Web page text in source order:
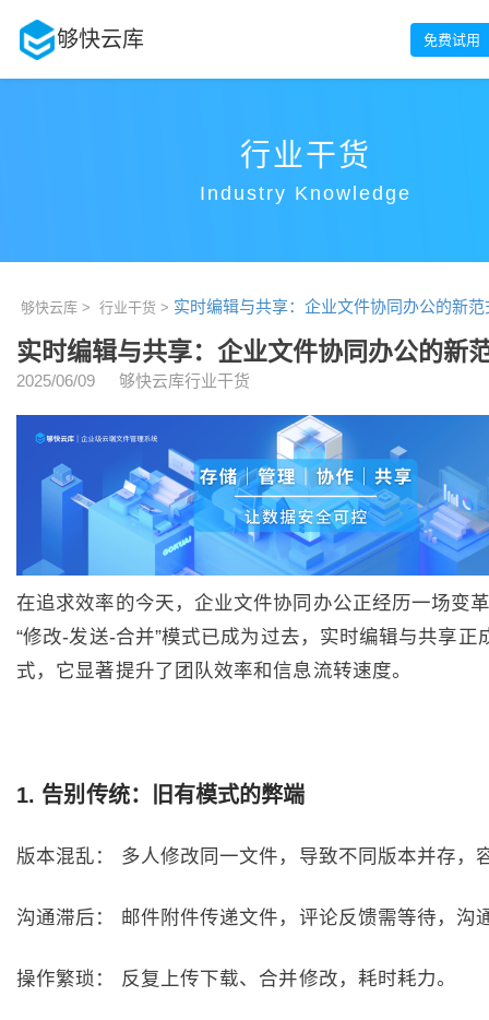
够快云库 免费试用
行业干货
Industry Knowledge
够快云库 > 行业干货 > 实时编辑与共享：企业文件协同办公的新范
实时编辑与共享：企业文件协同办公的新
2025/06/09 够快云库行业干货
在追求效率的今天，企业文件协同办公正经历一场变
“修改-发送-合并”模式已成为过去，实时编辑与共享正
式，它显著提升了团队效率和信息流转速度。
1. 告别传统：旧有模式的弊端
版本混乱： 多人修改同一文件，导致不同版本并存，
沟通滞后： 邮件附件传递文件，评论反馈需等待，沟
操作繁琐： 反复上传下载、合并修改，耗时耗力。